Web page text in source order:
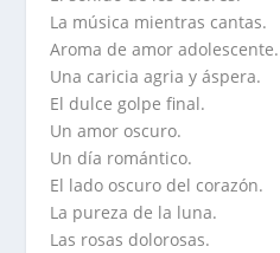
La música mientras cantas.
Aroma de amor adolescente.
Una caricia agria y áspera.
El dulce golpe final.
Un amor oscuro.
Un día romántico.
El lado oscuro del corazón.
La pureza de la luna.
Las rosas dolorosas.